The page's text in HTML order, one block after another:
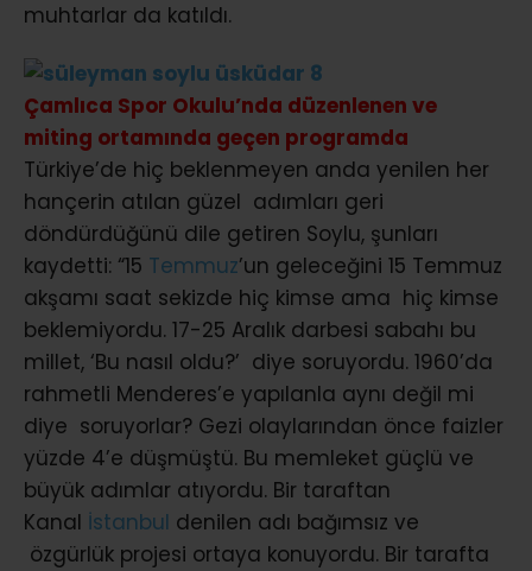
muhtarlar da katıldı.
Çamlıca Spor Okulu’nda düzenlenen ve
miting ortamında geçen programda
Türkiye’de hiç beklenmeyen anda yenilen her
hançerin atılan güzel adımları geri
döndürdüğünü dile getiren Soylu, şunları
kaydetti: “15 Temmuz’un geleceğini 15 Temmuz
akşamı saat sekizde hiç kimse ama hiç kimse
beklemiyordu. 17-25 Aralık darbesi sabahı bu
millet, ‘Bu nasıl oldu?’ diye soruyordu. 1960’da
rahmetli Menderes’e yapılanla aynı değil mi
diye soruyorlar? Gezi olaylarından önce faizler
yüzde 4’e düşmüştü. Bu memleket güçlü ve
büyük adımlar atıyordu. Bir taraftan
Kanal İstanbul denilen adı bağımsız ve
özgürlük projesi ortaya konuyordu. Bir tarafta